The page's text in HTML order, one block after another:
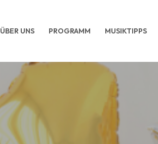
ÜBER UNS PROGRAMM MUSIKTIPPS